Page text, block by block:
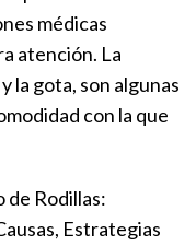
médicas
atención. La
la gota, son algunas
con la que